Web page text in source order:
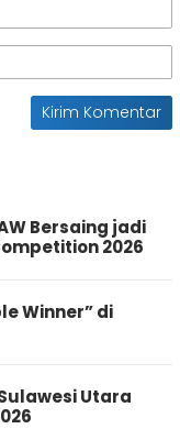
Bersaing jadi
2026
Winner” di
Utara